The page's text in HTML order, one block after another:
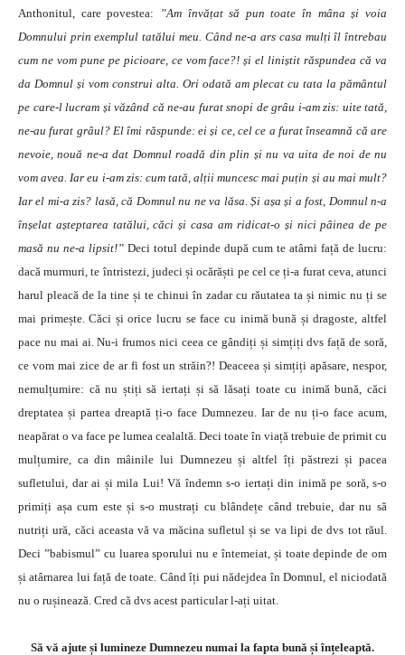
Anthonitul, care povestea:
”Am învățat să pun toate în mâna și voia
Domnului prin exemplul tatălui meu. Când ne-a ars casa mulți îl întrebau
cum ne vom pune pe picioare, ce vom face?! și el liniștit răspundea că va
da Domnul și vom construi alta. Ori odată am plecat cu tata la pământul
pe care-l lucram și văzând că ne-au furat snopi de grâu i-am zis: uite tată,
ne-au furat grâul? El îmi răspunde: ei și ce, cel ce a furat înseamnă că are
nevoie, nouă ne-a dat Domnul roadă din plin și nu va uita de noi de nu
vom avea. Iar eu i-am zis: cum tată, alții muncesc mai puțin și au mai mult?
Iar el mi-a zis? lasă, că Domnul nu ne va lăsa. Și așa și a fost, Domnul n-a
înșelat așteptarea tatălui, căci și casa am ridicat-o și nici pâinea de pe
masă nu ne-a lipsit!” Deci totul depinde după cum te atârni față de lucru:
dacă murmuri, te întristezi, judeci și ocărăști pe cel ce ți-a furat ceva, atunci
harul pleacă de la tine și te chinui în zadar cu răutatea ta și nimic nu ți se
mai primește. Căci și orice lucru se face cu inimă bună și dragoste, altfel
pace nu mai ai. Nu-i frumos nici ceea ce gândiți și simțiți dvs față de soră,
ce vom mai zice de ar fi fost un străin?! Deaceea și simțiți apăsare, nespor,
nemulțumire: că nu știți să iertați și să lăsați toate cu inimă bună, căci
dreptatea și partea dreaptă ți-o face Dumnezeu. Iar de nu ți-o face acum,
neapărat o va face pe lumea cealaltă. Deci toate în viață trebuie de primit cu
mulțumire, ca din mâinile lui Dumnezeu și altfel îți păstrezi și pacea
sufletului, dar ai și mila Lui! Vă îndemn s-o iertați din inimă pe soră, s-o
primiți așa cum este și s-o mustrați cu blândețe când trebuie, dar nu să
nutriți ură, căci aceasta vă va măcina sufletul și se va lipi de dvs tot răul.
Deci ”babismul” cu luarea sporului nu e întemeiat, și toate depinde de om
și atârnarea lui față de toate. Când îți pui nădejdea în Domnul, el niciodată
nu o rușinează. Cred că dvs acest particular l-ați uitat.
Să vă ajute și lumineze Dumnezeu numai la fapta bună și înțeleaptă.